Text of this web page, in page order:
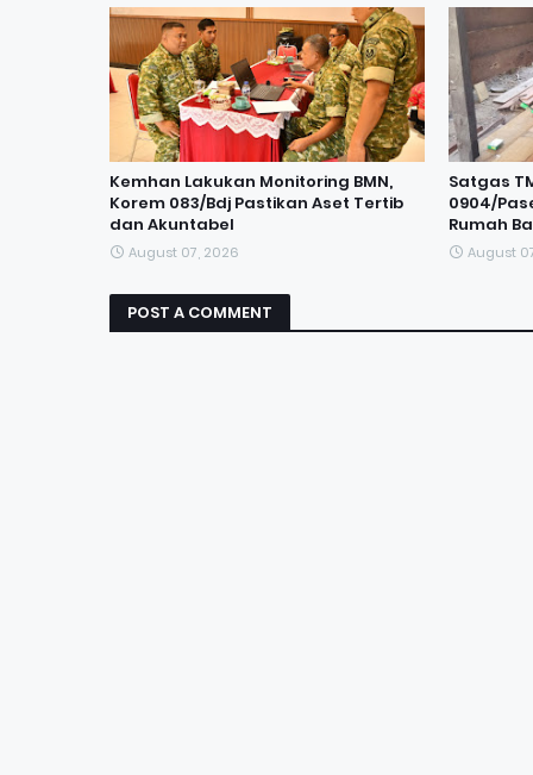
Kemhan Lakukan Monitoring BMN,
Korem 083/Bdj Pastikan Aset Tertib
dan Akuntabel
August 07, 2026
Satgas
0904/
Rumah
August
POST A COMMENT